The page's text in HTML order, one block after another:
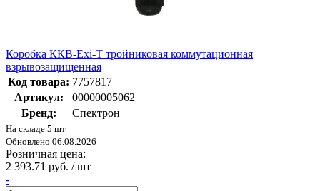
Коробка ККВ-Exi-T тройниковая коммутационная
взрывозащищенная
Код товара: 7757817
Артикул:
00000005062
Бренд:
Спектрон
На складе 5 шт
Обновлено 06.08.2026
Розничная цена:
2 393.71 руб. / шт
-